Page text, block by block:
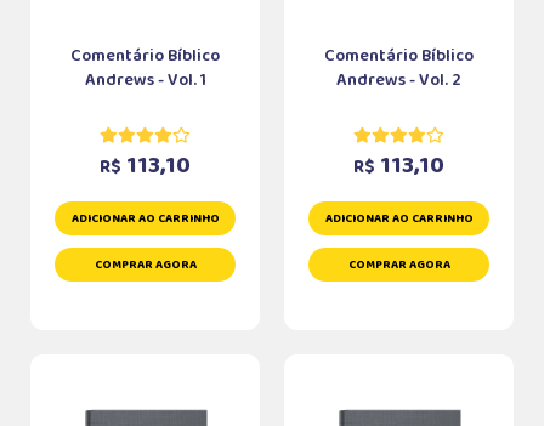
Comentário Bíblico
Andrews - Vol. 1
R$ 113,10
ADICIONAR AO CARRINHO
COMPRAR AGORA
Comentário Bíblico
Andrews - Vol. 2
R$ 113,10
ADICIONAR AO CARRINHO
COMPRAR AGORA